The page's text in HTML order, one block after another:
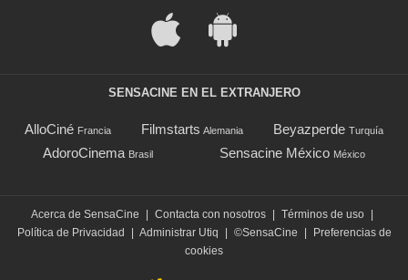
SENSACINE EN EL EXTRANJERO
AlloCiné Francia Filmstarts Alemania Beyazperde Turquía
AdoroCinema Brasil Sensacine México México
Acerca de SensaCine Contacta con nosotros Términos de uso
Política de Privacidad
Administrar Utiq ©SensaCine
Preferencias de
cookies